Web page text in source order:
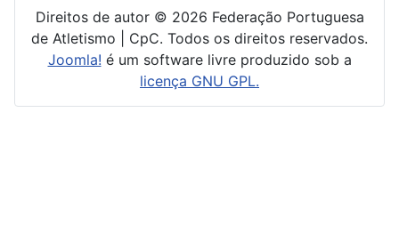
Direitos de autor © 2026 Federação Portuguesa
de Atletismo | CpC. Todos os direitos reservados.
Joomla! é um software livre produzido sob a
licença GNU GPL.